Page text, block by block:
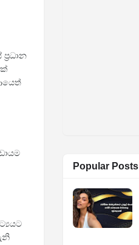
Popular Posts